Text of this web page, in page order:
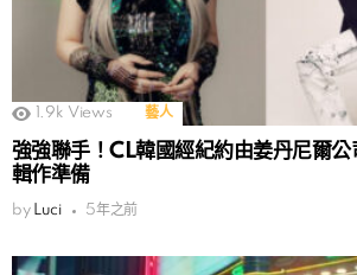
1.9k Views 藝人
強強聯手！CL韓國經紀約由姜丹尼爾
輯作準備
by Luci 5年之前